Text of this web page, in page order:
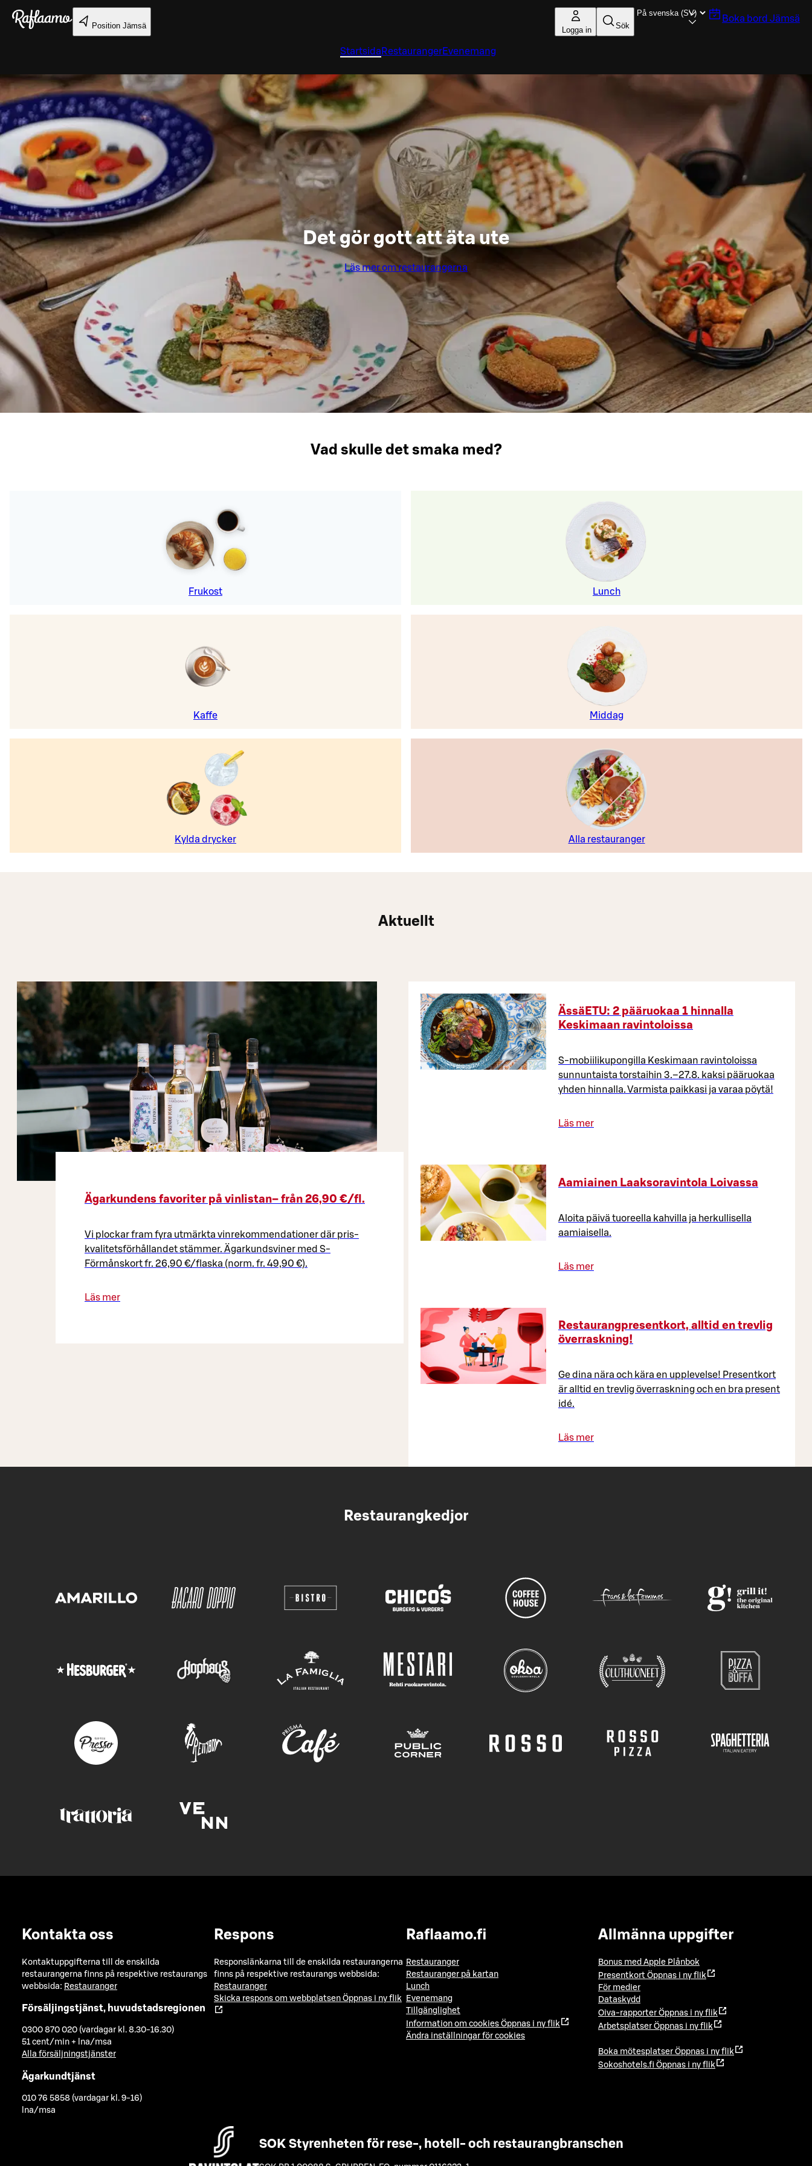
Gå till huvudinnehållet
Position Jämsä Logga in Sök
Boka bord Jämsä
Startsida RestaurangerEvenemang
Det gör gott att äta ute
Läs mer om restaurangerna
Vad skulle det smaka med?
Frukost Lunch
Kaffe Middag
Kylda drycker Alla restauranger
Aktuellt
Ägarkundens favoriter på vinlistan– från 26,90 €/fl.
Vi plockar fram fyra utmärkta vinrekommendationer där pris-
kvalitetsförhållandet stämmer. Ägarkundsviner med S-
Förmånskort fr. 26,90 €/flaska (norm. fr. 49,90 €).​
Läs mer
ÄssäETU: 2 pääruokaa 1 hinnalla
Keskimaan ravintoloissa
S-mobiilikupongilla Keskimaan ravintoloissa
sunnuntaista torstaihin 3.–27.8. kaksi pääruokaa
yhden hinnalla. Varmista paikkasi ja varaa pöytä!
Läs mer
Aamiainen Laaksoravintola Loivassa​
Aloita päivä tuoreella kahvilla ja herkullisella
aamiaisella.
Läs mer
Restaurangpresentkort, alltid en trevlig
överraskning!
Ge dina nära och kära en upplevelse! Presentkort
är alltid en trevlig överraskning och en bra present
idé.
Läs mer
Restaurangkedjor
Kontakta oss
Kontaktuppgifterna till de enskilda
restaurangerna finns på respektive restaurangs
webbsida: Restauranger
Försäljingstjänst, huvudstadsregionen
0300 870 020 (vardagar kl. 8.30-16.30)
51 cent/min + lna/msa
Alla försäljningstjänster
Ägarkundtjänst
010 76 5858 (vardagar kl. 9-16)
lna/msa
Respons
Responslänkarna till de enskilda restaurangerna
finns på respektive restaurangs webbsida:
Restauranger
Skicka respons om webbplatsen Öppnas i ny flik
Raflaamo.fi
Restauranger
Restauranger på kartan
Lunch
Evenemang
Tillgänglighet
Information om cookies Öppnas i ny flik
Ändra inställningar för cookies
Allmänna uppgifter
Bonus med Apple Plånbok
Presentkort Öppnas i ny flik
För medier
Dataskydd
Oiva-rapporter Öppnas i ny flik
Arbetsplatser Öppnas i ny flik
Boka mötesplatser Öppnas i ny flik
Sokoshotels.fi Öppnas i ny flik
SOK Styrenheten för rese-, hotell- och restaurangbranschen